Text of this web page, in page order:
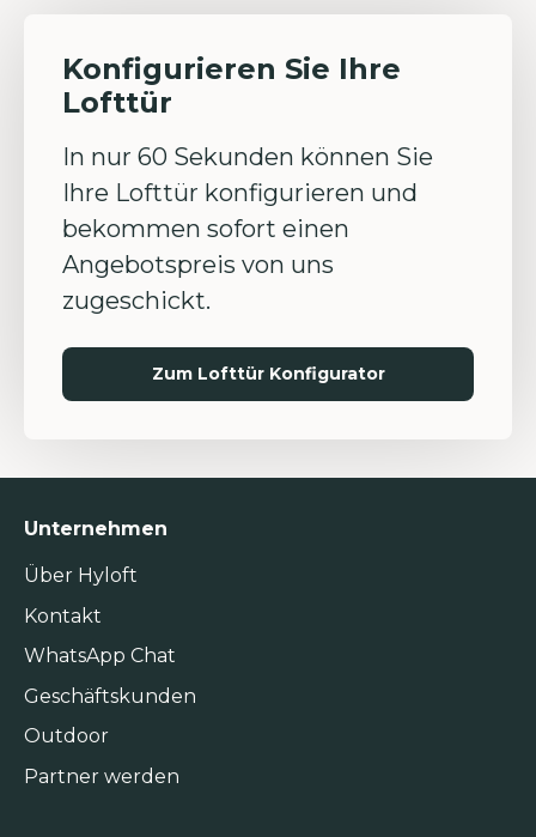
Konfigurieren Sie Ihre
Lofttür
In nur 60 Sekunden können Sie
Ihre Lofttür konfigurieren und
bekommen sofort einen
Angebotspreis von uns
zugeschickt.
Zum Lofttür Konfigurator
Unternehmen
Über Hyloft
Kontakt
WhatsApp Chat
Geschäftskunden
Outdoor
Partner werden